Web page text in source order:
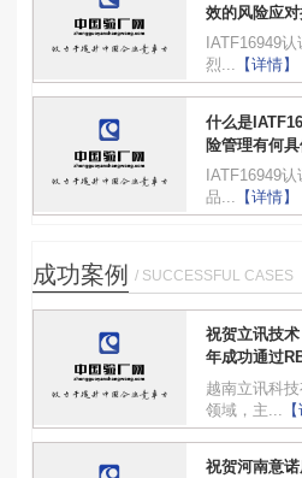
效的风险应对
IATF16949
烈...
【详情】
什么是
险管理有何具
IATF16949
品...
【详情】
成功案例 / SUCCESSFUL CASES
祝贺立讯技
年成功通过
越南立讯科
领域，主...
祝贺河南意